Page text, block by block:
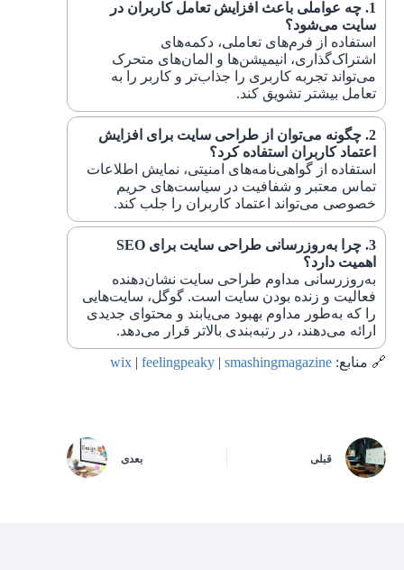
چه عواملی باعث افزایش تعامل کاربران در
سایت می‌شود؟
استفاده از فرم‌های تعاملی، دکمه‌های
اشتراک‌گذاری، انیمیشن‌ها و المان‌های متحرک
می‌تواند تجربه کاربری را جذاب‌تر و کاربر را به
تعامل بیشتر تشویق کند.
چگونه می‌توان از طراحی سایت برای افزایش
اعتماد کاربران استفاده کرد؟
استفاده از گواهی‌نامه‌های امنیتی، نمایش اطلاعات
تماس معتبر و شفافیت در سیاست‌های حریم
خصوصی می‌تواند اعتماد کاربران را جلب کند.
چرا به‌روزرسانی طراحی سایت برای SEO
اهمیت دارد؟
به‌روزرسانی مداوم طراحی سایت نشان‌دهنده
فعالیت و زنده بودن سایت است. گوگل، سایت‌هایی
را که به‌طور مداوم بهبود می‌یابند و محتوای جدیدی
ارائه می‌دهند، در رتبه‌بندی بالاتر قرار می‌دهد.
🔗 منابع: wix | feelingpeaky | smashingmagazine
قبلی بعدی